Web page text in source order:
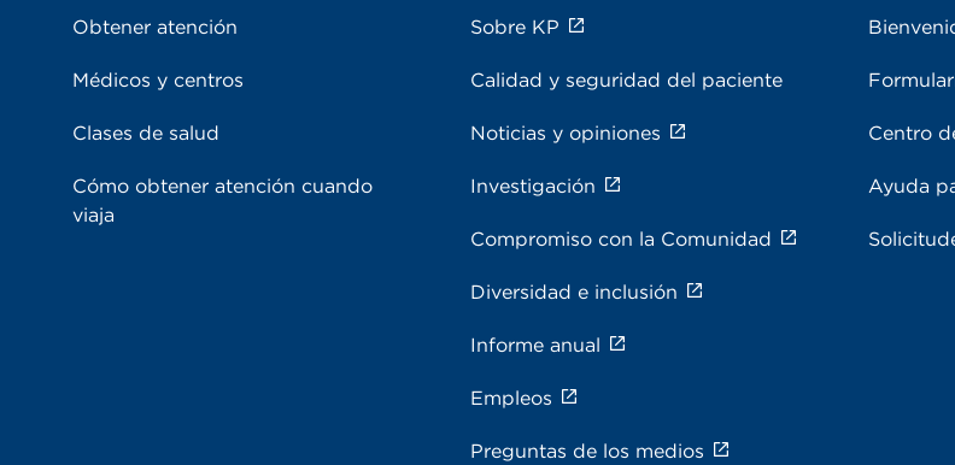
Obtener atención
Médicos y centros
Clases de salud
Cómo obtener atención cuando
viaja
Sobre KP
Calidad y seguridad del paciente
Noticias y opiniones
Investigación
Compromiso con la Comunidad
Diversidad e inclusión
Informe anual
Empleos
Preguntas de los medios
Centro
Ayuda